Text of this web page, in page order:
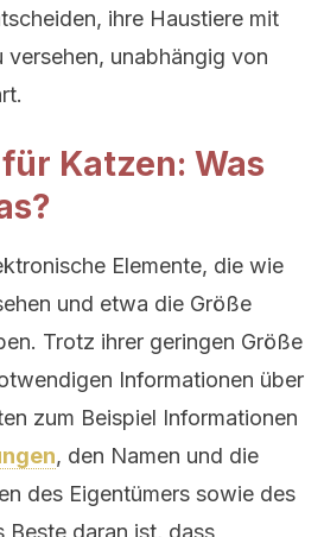
ihre Haustiere mit
unabhängig von
Katzen: Was
Elemente, die wie
und etwa die Größe
Trotz ihrer geringen Größe
Informationen über
zum Beispiel Informationen
, den Namen und die
des Eigentümers sowie des
Beste daran ist, dass